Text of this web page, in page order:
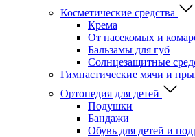
Косметические средства
Крема
От насекомых и
Бальзамы для губ
Солнцезащитные
Гимнастические мячи и
Ортопедия для детей
Подушки
Бандажи
Обувь для детей и